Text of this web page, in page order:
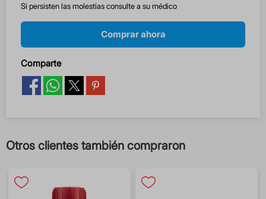
Si persisten las molestias consulte a su médico
Comprar ahora
Comparte
Otros clientes también compraron